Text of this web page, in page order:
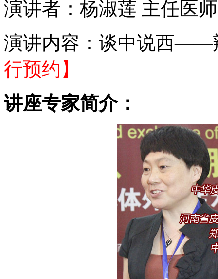
演讲者：杨淑莲 主任医师
演讲内容：谈中说西——
行预约】
讲座专家简介：